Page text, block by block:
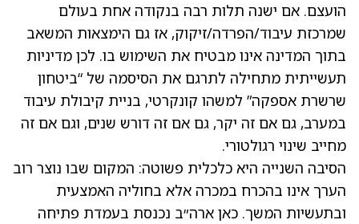
הועצם. אם ישנה תלות רבה בנקודה אחת בעולם
שמרכזת עיבוד/הפרדה/זיקוק, אז גם הימצאות המשאב
בתוך המדינה אינו מבטיח את השימוש בו. לכן מדיניות
תעשייתית מתחילה לתרגם את הסיסמה של “ביטחון
שרשרת אספקה” למשהו קונקרטי, בניית קיבולת עיבוד
במערב, גם אם זה יקר, גם אם זה דורש שנים, וגם אם זה
מחייב שינוי רגולטורי.
הסיבה השנייה היא כלכלית פשוטה: המקום שבו נוצר רוב
הערך אינו בהכרח במכרה אלא בחוליה האמצעית
ובתעשיות המשך. כאן ארה״ב נכנסת בעמדת פתיחה